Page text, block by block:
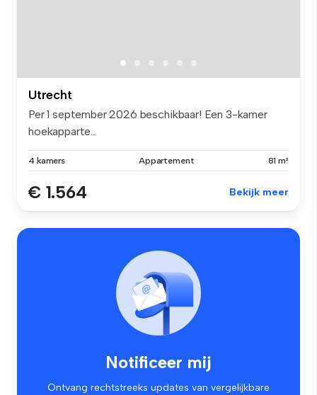
Utrecht
Per 1 september 2026 beschikbaar! Een 3-kamer
hoekapparte...
4 kamers Appartement 81 m²
€ 1.564 Bekijk meer
Notificeer mij
Ontvang rechtstreeks updates van vergelijkbare